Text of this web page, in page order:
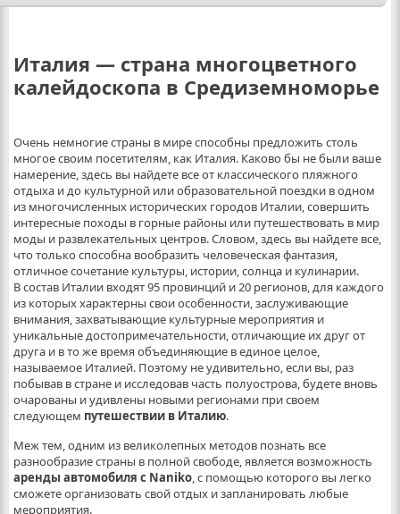
Италия — страна многоцветного
калейдоскопа в Средиземноморье
Очень немногие страны в мире способны предложить столь
многое своим посетителям, как Италия. Каково бы не были ваше
намерение, здесь вы найдете все от классического пляжного
отдыха и до культурной или образовательной поездки в одном
из многочисленных исторических городов Италии, совершить
интересные походы в горные районы или путешествовать в мир
моды и развлекательных центров. Словом, здесь вы найдете все,
что только способна вообразить человеческая фантазия,
отличное сочетание культуры, истории, солнца и кулинарии.
В состав Италии входят 95 провинций и 20 регионов, для каждого
из которых характерны свои особенности, заслуживающие
внимания, захватывающие культурные мероприятия и
уникальные достопримечательности, отличающие их друг от
друга и в то же время объединяющие в единое целое,
называемое Италией. Поэтому не удивительно, если вы, раз
побывав в стране и исследовав часть полуострова, будете вновь
очарованы и удивлены новыми регионами при своем
следующем путешествии в Италию.
Меж тем, одним из великолепных методов познать все
разнообразие страны в полной свободе, является возможность
аренды автомобиля с Naniko, с помощью которого вы легко
сможете организовать свой отдых и запланировать любые
мероприятия.